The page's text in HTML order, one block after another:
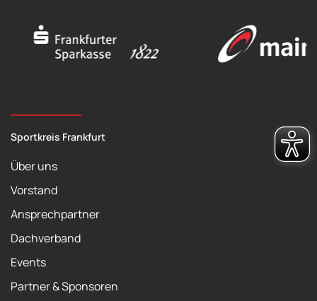
Sportkreis Frankfurt
Über uns
Vorstand
Ansprechpartner
Dachverband
Events
Partner & Sponsoren